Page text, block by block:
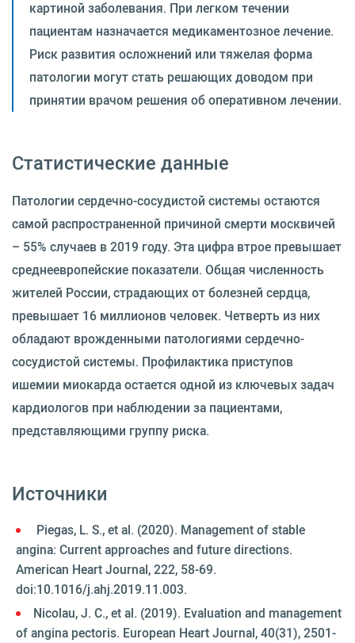
картиной заболевания. При легком течении
пациентам назначается медикаментозное лечение.
Риск развития осложнений или тяжелая форма
патологии могут стать решающих доводом при
принятии врачом решения об оперативном лечении.
Статистические данные
Патологии сердечно-сосудистой системы остаются
самой распространенной причиной смерти москвичей
– 55% случаев в 2019 году. Эта цифра втрое превышает
среднеевропейские показатели. Общая численность
жителей России, страдающих от болезней сердца,
превышает 16 миллионов человек. Четверть из них
обладают врожденными патологиями сердечно-
сосудистой системы. Профилактика приступов
ишемии миокарда остается одной из ключевых задач
кардиологов при наблюдении за пациентами,
представляющими группу риска.
Источники
Piegas, L. S., et al. (2020). Management of stable
angina: Current approaches and future directions.
American Heart Journal, 222, 58-69.
doi:10.1016/j.ahj.2019.11.003.
Nicolau, J. C., et al. (2019). Evaluation and management
of angina pectoris. European Heart Journal, 40(31), 2501-